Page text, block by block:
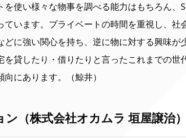
を使い様々な物事を調べる能力はもちろん、
ています。プライベートの時間を重視し、社
どに強い関心を持ち、逆に物に対する興味が
を貸したり・借りたりと言ったこれまでの世
にあります。（鯨井）
ン（株式会社オカムラ垣屋譲治）